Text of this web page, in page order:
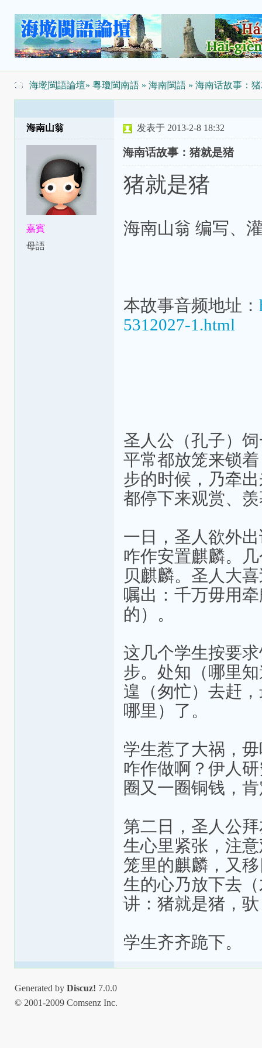
海墘閩語論壇» 粵瓊閩南語» 海南閩語» 海南话故事：
海南山翁
嘉賓
母語
发表于 2013-2-8 18:32
海南话故事：猪就是猪
猪就是猪
海南山翁 编写、
本故事音频地址：
5312027-1.html
圣人公（孔子）
平常都放笼来锁
步的时候，乃牵
都停下来观赏、
一日，圣人欲外
咋作安置麒麟。
贝麒麟。圣人大
嘱出：千万毋用
的）。
这几个学生按要
步。处知（哪里
遑（匆忙）去赶
哪里）了。
学生惹了大祸，
咋作做啊？伊人
圈又一圈铜钱，
第二日，圣人公
生心里紧张，注
笼里的麒麟，又
生的心乃放下去
讲：猪就是猪，
学生齐齐跪下。
Generated by Discuz! 7.0.0
© 2001-2009 Comsenz Inc.